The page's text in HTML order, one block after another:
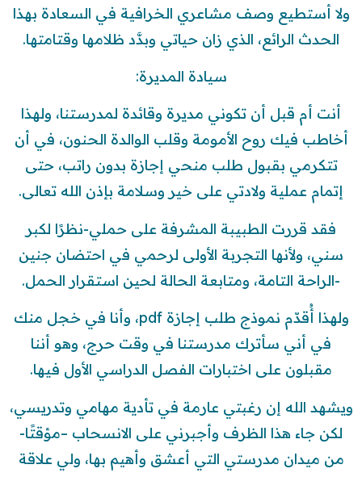
ولا أستطيع وصف مشاعري الخرافية في السعادة بهذا
الحدث الرائع، الذي زان حياتي وبدَّد ظلامها وقتامتها.
سيادة المديرة:
أنت أم قبل أن تكوني مديرة وقائدة لمدرستنا، ولهذا
أخاطب فيك روح الأمومة وقلب الوالدة الحنون، في أن
تتكرمي بقبول طلب منحي إجازة بدون راتب، حتى
إتمام عملية ولادتي على خير وسلامة بإذن الله تعالى.
فقد قررت الطبيبة المشرفة على حملي-نظرًا لكبر
سني، ولأنها التجربة الأولى لرحمي في احتضان جنين
-الراحة التامة، ومتابعة الحالة لحين استقرار الحمل.
ولهذا أُقدّم نموذج طلب إجازة pdf، وأنا في خجل منك
في أني سأترك مدرستنا في وقت حرج، وهو أننا
مقبلون على اختبارات الفصل الدراسي الأول فيها.
ويشهد الله إن رغبتي عارمة في تأدية مهامي وتدريسي،
لكن جاء هذا الظرف وأجبرني على الانسحاب –مؤقتًا-
من ميدان مدرستي التي أعشق وأهيم بها، ولي علاقة